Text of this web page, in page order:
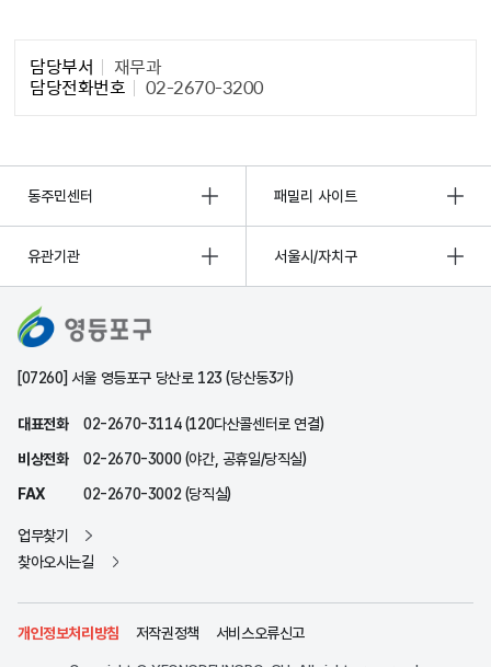
담당부서 재무과
담당전화번호 02-2670-3200
동주민센터 패밀리 사이트
유관기관 서울시/자치구
[07260] 서울 영등포구 당산로 123 (당산동3가)
대표전화
02-2670-3114 (120다산콜센터로 연결)
비상전화
02-2670-3000 (야간, 공휴일/당직실)
FAX
02-2670-3002 (당직실)
업무찾기
찾아오시는길
개인정보처리방침 저작권정책 서비스오류신고